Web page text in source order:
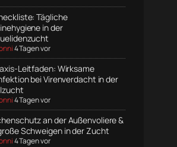
Tägliche
in der
4 Tagen vor
Leitfaden: Wirksame
bei Virenverdacht in der
4 Tagen vor
an der Außenvoliere &
Schweigen in der Zucht
4 Tagen vor